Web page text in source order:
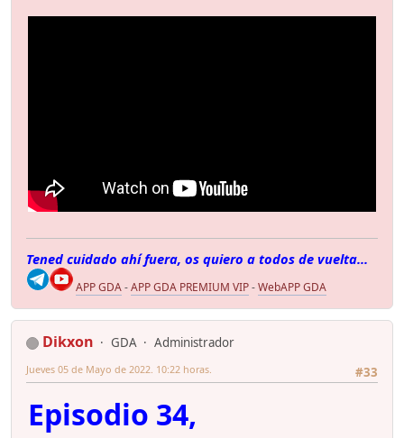
Tened cuidado ahí fuera, os quiero a todos de vuelta...
APP GDA-APP GDA PREMIUM VIP-WebAPP GDA
Dikxon GDA
Administrador
#33
Jueves 05 de Mayo de 2022. 10:22 horas.
Episodio 34,